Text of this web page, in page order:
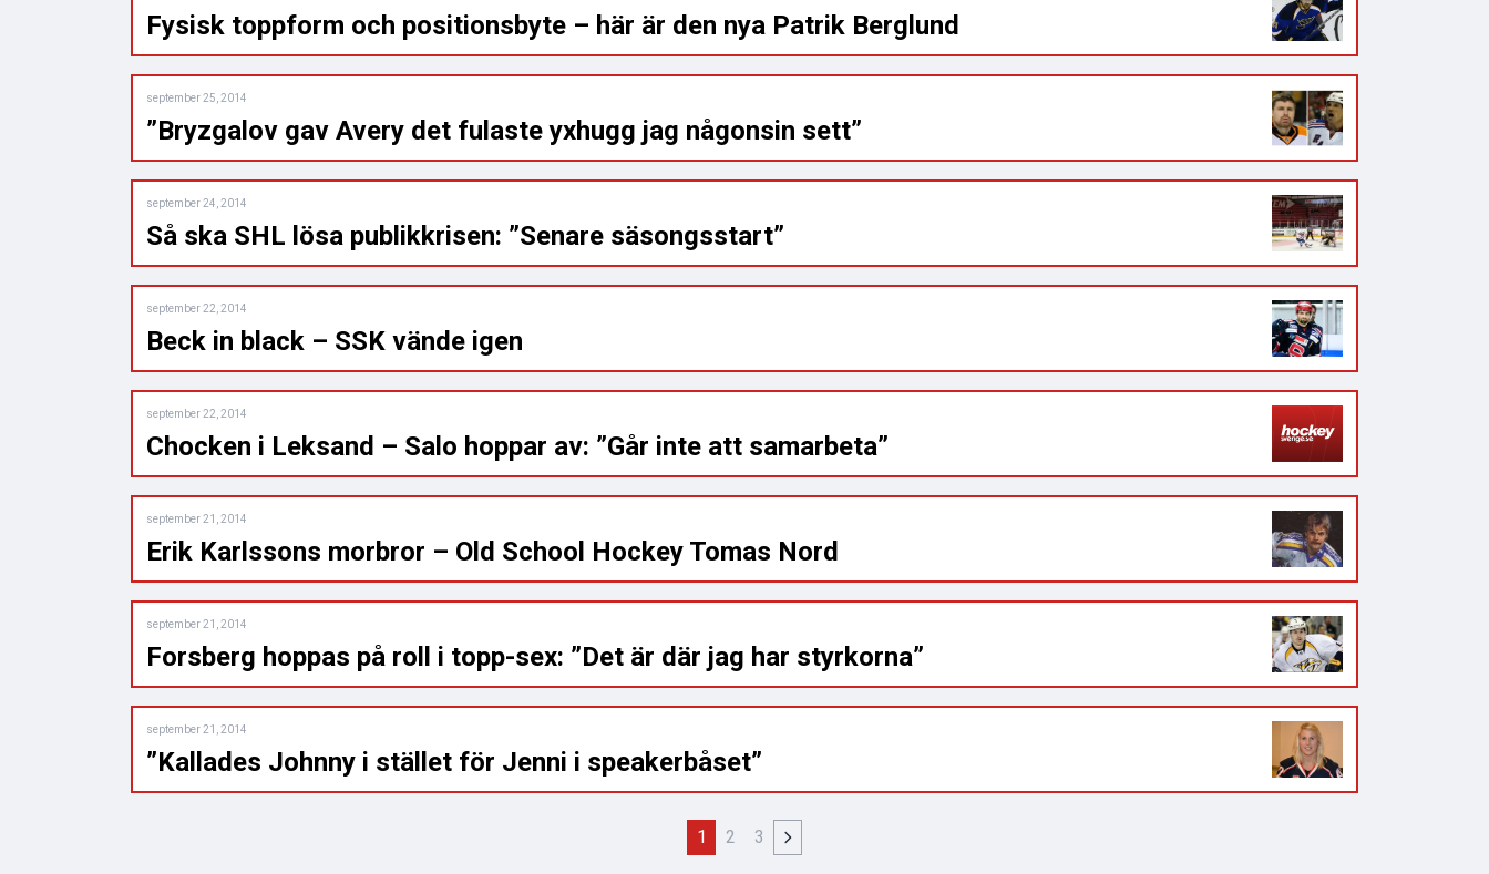
Fysisk toppform och positionsbyte – här är den nya Patrik Berglund
september 25, 2014
”Bryzgalov gav Avery det fulaste yxhugg jag någonsin sett”
september 24, 2014
Så ska SHL lösa publikkrisen: ”Senare säsongsstart”
september 22, 2014
Beck in black – SSK vände igen
september 22, 2014
Chocken i Leksand – Salo hoppar av: ”Går inte att samarbeta”
september 21, 2014
Erik Karlssons morbror – Old School Hockey Tomas Nord
september 21, 2014
Forsberg hoppas på roll i topp-sex: ”Det är där jag har styrkorna”
september 21, 2014
”Kallades Johnny i stället för Jenni i speakerbåset”
1 2 3